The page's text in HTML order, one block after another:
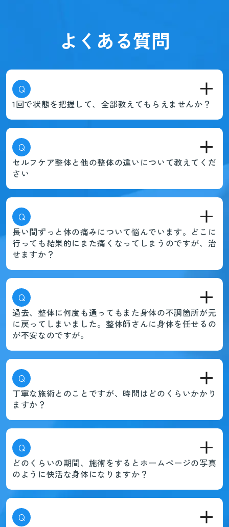
よくある質問
Q
1回で状態を把握して、全部教えてもらえませんか？
Q
セルフケア整体と他の整体の違いについて教えてくだ
さい
Q
長い間ずっと体の痛みについて悩んでいます。どこに
行っても結果的にまた痛くなってしまうのですが、治
せますか？
Q
過去、整体に何度も通ってもまた身体の不調箇所が元
に戻ってしまいました。整体師さんに身体を任せるの
が不安なのですが。
Q
丁寧な施術とのことですが、時間はどのくらいかかり
ますか？
Q
どのくらいの期間、施術をするとホームページの写真
のように快活な身体になりますか？
Q